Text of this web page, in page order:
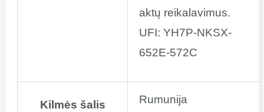
aktų reikalavimus.
UFI: YH7P-NKSX-
652E-572C
Kilmės šalis Rumunija